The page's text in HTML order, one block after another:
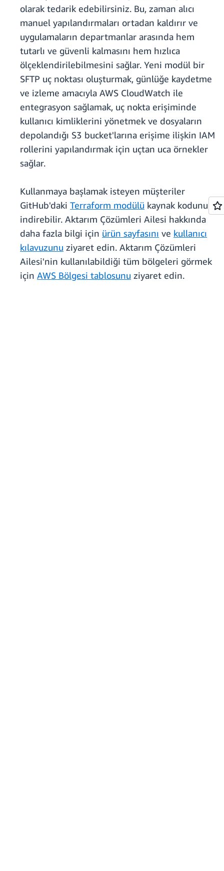
olarak tedarik edebilirsiniz. Bu, zaman alıcı
manuel yapılandırmaları ortadan kaldırır ve
uygulamaların departmanlar arasında hem
tutarlı ve güvenli kalmasını hem hızlıca
ölçeklendirilebilmesini sağlar. Yeni modül bir
SFTP uç noktası oluşturmak, günlüğe kaydetme
ve izleme amacıyla AWS CloudWatch ile
entegrasyon sağlamak, uç nokta erişiminde
kullanıcı kimliklerini yönetmek ve dosyaların
depolandığı S3 bucket'larına erişime ilişkin IAM
rollerini yapılandırmak için uçtan uca örnekler
sağlar.
Kullanmaya başlamak isteyen müşteriler
GitHub'daki Terraform modülü kaynak kodunu
indirebilir. Aktarım Çözümleri Ailesi hakkında
daha fazla bilgi için ürün sayfasını ve kullanıcı
kılavuzunu ziyaret edin. Aktarım Çözümleri
Ailesi'nin kullanılabildiği tüm bölgeleri görmek
için AWS Bölgesi tablosunu ziyaret edin.